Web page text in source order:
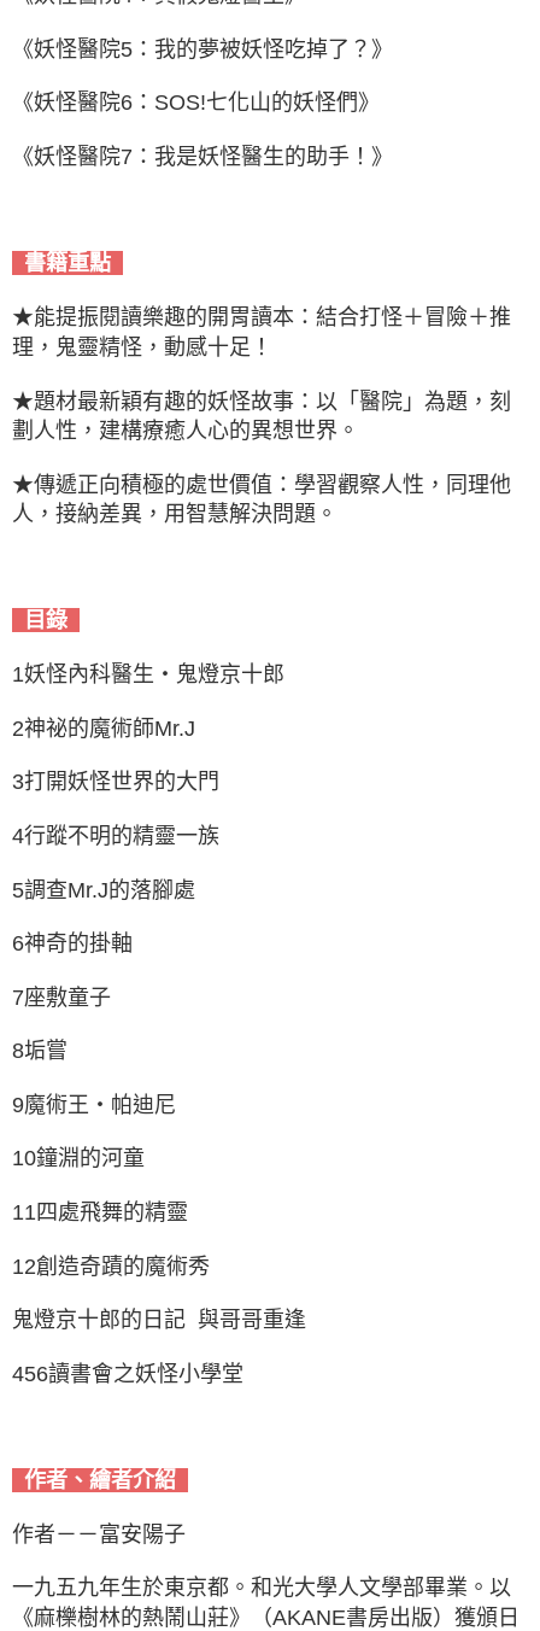
《妖怪醫院5：我的夢被妖怪吃掉了？》
《妖怪醫院6：SOS!七化山的妖怪們》
《妖怪醫院7：我是妖怪醫生的助手！》
書籍重點
★能提振閱讀樂趣的開胃讀本：結合打怪＋冒險＋推
理，鬼靈精怪，動感十足！
★題材最新穎有趣的妖怪故事：以「醫院」為題，刻
劃人性，建構療癒人心的異想世界。
★傳遞正向積極的處世價值：學習觀察人性，同理他
人，接納差異，用智慧解決問題。
目錄
1妖怪內科醫生‧鬼燈京十郎
2神祕的魔術師Mr.J
3打開妖怪世界的大門
4行蹤不明的精靈一族
5調查Mr.J的落腳處
6神奇的掛軸
7座敷童子
8垢嘗
9魔術王‧帕迪尼
10鐘淵的河童
11四處飛舞的精靈
12創造奇蹟的魔術秀
鬼燈京十郎的日記 與哥哥重逢
456讀書會之妖怪小學堂
作者、繪者介紹
作者－－富安陽子
一九五九年生於東京都。和光大學人文學部畢業。以
《麻櫟樹林的熱鬧山莊》（AKANE書房出版）獲頒日